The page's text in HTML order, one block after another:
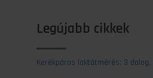
Legújabb cikkek
Kerékpáros laktátmérés: 3